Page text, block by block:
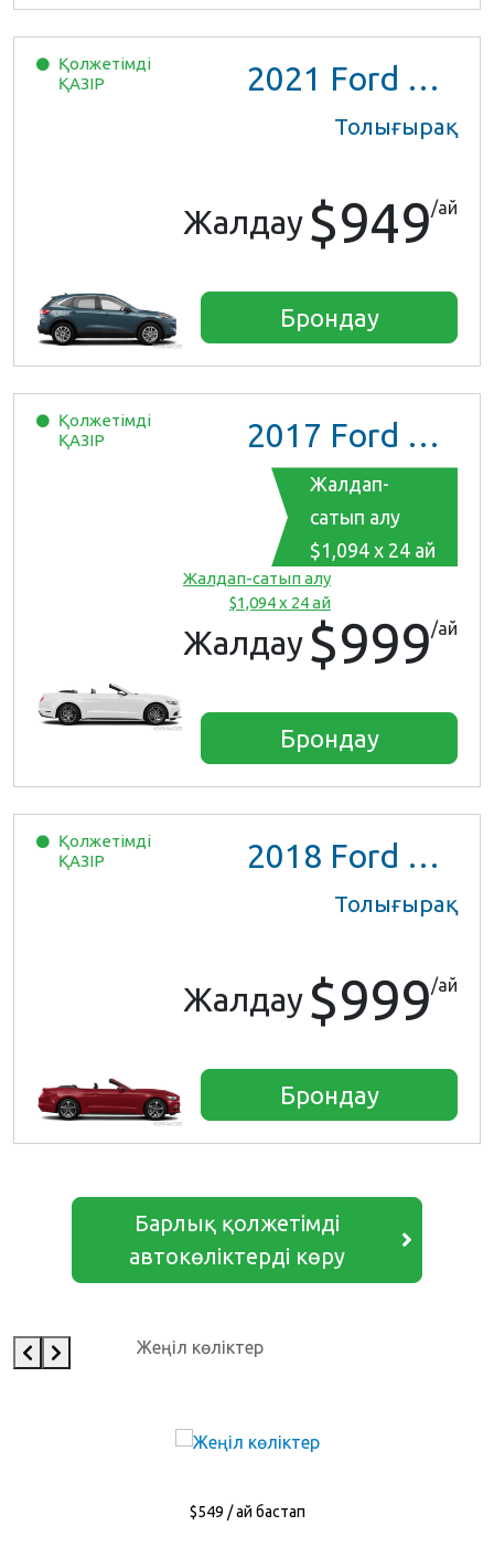
Қолжетімді
ҚАЗІР
2021 Ford Escape SE Hybrid
Толығырақ
Жалдау $949/ай
Брондау
Қолжетімді
ҚАЗІР
2017 Ford Mustang
Жалдап-
сатып алу
$1,094 x 24 ай
Жалдап-сатып алу
$1,094 x 24 ай
Жалдау $999/ай
Брондау
Қолжетімді
ҚАЗІР
2018 Ford Mustang
Толығырақ
Жалдау $999/ай
Брондау
Барлық қолжетімді
автокөліктерді көру
Жеңіл көліктер
$549 / ай бастап